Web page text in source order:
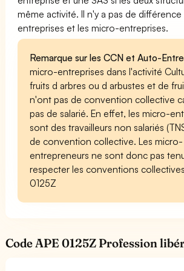
même activité. Il n'y a pas de
entreprises et les micro-entreprises.
Remarque sur les CCN et Auto-
micro-entreprises dans l'activité
fruits d arbres ou d arbustes et de
n'ont pas de convention collective
pas de salarié. En effet, les micro-
sont des travailleurs non salariés
de convention collective. Les micro-
entrepreneurs ne sont donc pas
respecter les conventions
0125Z
Code APE 0125Z Profession